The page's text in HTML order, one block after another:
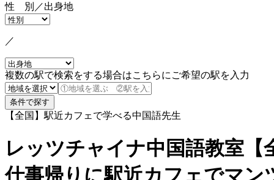
性 別／出身地
／
複数の駅で検索をする場合はこちらにご希望の駅を入力
【全国】駅近カフェで学べる中国語先生
レッツチャイナ中国語教室【
仕事帰りに駅近カフェでマン